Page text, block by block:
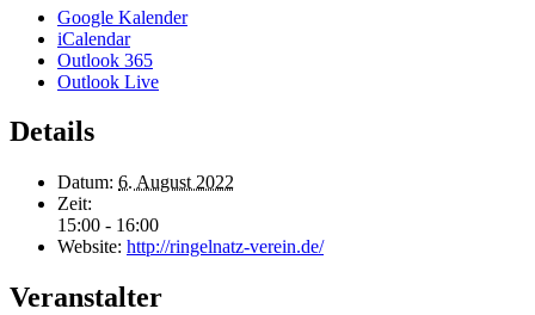
Google Kalender
iCalendar
Outlook 365
Outlook Live
Details
Datum: 6. August 2022
Zeit:
15:00 - 16:00
Website: http://ringelnatz-verein.de/
Veranstalter